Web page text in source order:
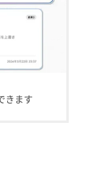
きます